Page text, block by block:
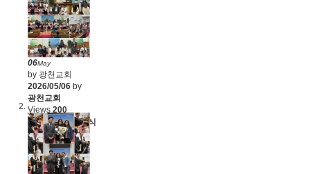
06May
by 광천교회
2026/05/06 by
광천교회
Views 200
유니게학교 수료식
(2026.4.28)